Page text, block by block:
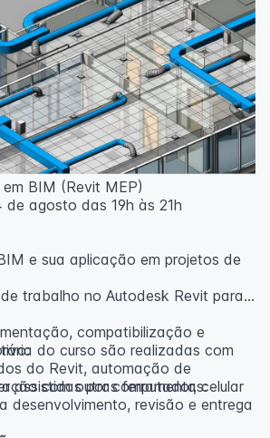
alteração de dados e horário e os
​​antecipadamente.
se o direito de não realizar o curso
mínimo de 20 inscritos.
Damasceno
BIM (Revit MEP)
de agosto das 19h às 21h
e sua aplicação em projetos de
trabalho no Autodesk Revit para
compatibilização e
do Revit, automação de
com outras ferramentas:
desenvolvimento, revisão e entrega
do curso são realizadas com
assistidas por computador, celular